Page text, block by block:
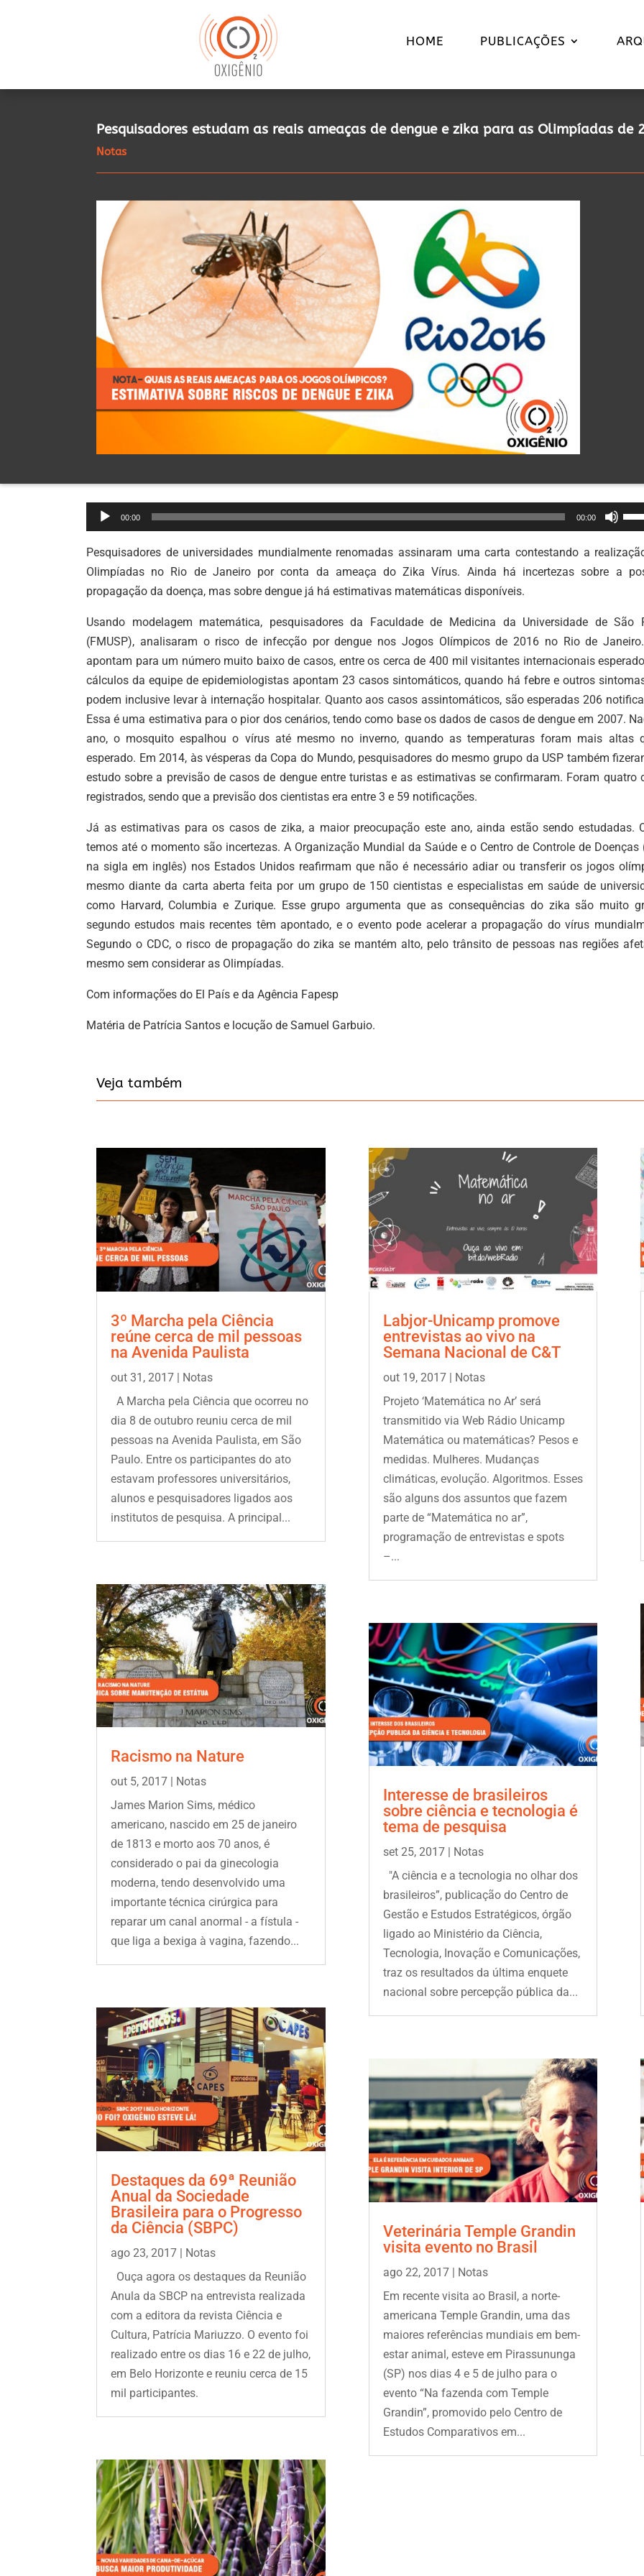
HOME PUBLICAÇÕES
Pesquisadores estudam as reais ameaças de dengue e zika para as Olimpíadas de
Notas
Tocador
de
áudio
00:00 00:00
Use
as
para
baixo
ou
o
Pesquisadores de universidades mundialmente renomadas assinaram uma carta contestando a
Olimpíadas no Rio de Janeiro por conta da ameaça do Zika Vírus. Ainda há incertezas sobre a
propagação da doença, mas sobre dengue já há estimativas matemáticas disponíveis.
Usando modelagem matemática, pesquisadores da Faculdade de Medicina da Universidade de São
(FMUSP), analisaram o risco de infecção por dengue nos Jogos Olímpicos de 2016 no Rio de
apontam para um número muito baixo de casos, entre os cerca de 400 mil visitantes internacionais
cálculos da equipe de epidemiologistas apontam 23 casos sintomáticos, quando há febre e outros
podem inclusive levar à internação hospitalar. Quanto aos casos assintomáticos, são esperadas 206
Essa é uma estimativa para o pior dos cenários, tendo como base os dados de casos de dengue em 2007.
ano, o mosquito espalhou o vírus até mesmo no inverno, quando as temperaturas foram mais altas
esperado. Em 2014, às vésperas da Copa do Mundo, pesquisadores do mesmo grupo da USP também
estudo sobre a previsão de casos de dengue entre turistas e as estimativas se confirmaram. Foram quatro
registrados, sendo que a previsão dos cientistas era entre 3 e 59 notificações.
Já as estimativas para os casos de zika, a maior preocupação este ano, ainda estão sendo estudadas.
temos até o momento são incertezas. A Organização Mundial da Saúde e o Centro de Controle de Doenças
na sigla em inglês) nos Estados Unidos reafirmam que não é necessário adiar ou transferir os jogos
mesmo diante da carta aberta feita por um grupo de 150 cientistas e especialistas em saúde de
como Harvard, Columbia e Zurique. Esse grupo argumenta que as consequências do zika são muito
segundo estudos mais recentes têm apontado, e o evento pode acelerar a propagação do vírus
Segundo o CDC, o risco de propagação do zika se mantém alto, pelo trânsito de pessoas nas regiões
mesmo sem considerar as Olimpíadas.
Com informações do El País e da Agência Fapesp
Matéria de Patrícia Santos e locução de Samuel Garbuio.
Veja também
3º Marcha pela Ciência
reúne cerca de mil pessoas
na Avenida Paulista
out 31, 2017 | Notas
A Marcha pela Ciência que ocorreu no
dia 8 de outubro reuniu cerca de mil
pessoas na Avenida Paulista, em São
Paulo. Entre os participantes do ato
estavam professores universitários,
alunos e pesquisadores ligados aos
institutos de pesquisa. A principal...
Racismo na Nature
out 5, 2017
Notas
James Marion Sims, médico
americano, nascido em 25 de janeiro
de 1813 e morto aos 70 anos, é
considerado o pai da ginecologia
moderna, tendo desenvolvido uma
importante técnica cirúrgica para
reparar um canal anormal - a fístula -
que liga a bexiga à vagina, fazendo...
Destaques da 69ª Reunião
Anual da Sociedade
Brasileira para o Progresso
da Ciência (SBPC)
ago 23, 2017 | Notas
Ouça agora os destaques da Reunião
Anula da SBCP na entrevista realizada
com a editora da revista Ciência e
Cultura, Patrícia Mariuzzo. O evento foi
realizado entre os dias 16 e 22 de julho,
em Belo Horizonte e reuniu cerca de 15
mil participantes.
Labjor-Unicamp promove
entrevistas ao vivo na
Semana Nacional de C&T
out 19, 2017| Notas
Projeto ‘Matemática no Ar’ será
transmitido via Web Rádio Unicamp
Matemática ou matemáticas? Pesos e
medidas. Mulheres. Mudanças
climáticas, evolução. Algoritmos. Esses
são alguns dos assuntos que fazem
parte de “Matemática no ar”,
programação de entrevistas e spots
–...
Interesse de brasileiros
sobre ciência e tecnologia é
tema de pesquisa
set 25, 2017|
Notas
"A ciência e a tecnologia no olhar dos
brasileiros”, publicação do Centro de
Gestão e Estudos Estratégicos, órgão
ligado ao Ministério da Ciência,
Tecnologia, Inovação e Comunicações,
traz os resultados da última enquete
nacional sobre percepção pública da...
Veterinária Temple Grandin
visita evento no Brasil
ago 22, 2017| Notas
Em recente visita ao Brasil, a norte-
americana Temple Grandin, uma das
maiores referências mundiais em bem-
estar animal, esteve em Pirassununga
(SP) nos dias 4 e 5 de julho para o
evento “Na fazenda com Temple
Grandin”, promovido pelo Centro de
Estudos Comparativos em...